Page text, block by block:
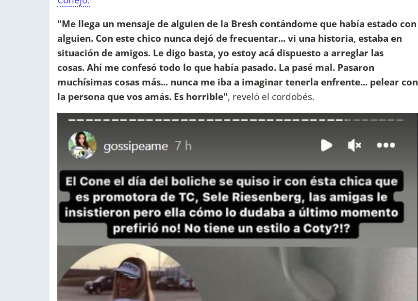
"Me llega un mensaje de alguien de la Bresh contándome que había estado con
alguien. Con este chico nunca dejó de frecuentar... vi una historia, estaba en
situación de amigos. Le digo basta, yo estoy acá dispuesto a arreglar las
cosas. Ahí me confesó todo lo que había pasado. La pasé mal. Pasaron
muchísimas cosas más... nunca me iba a imaginar tenerla enfrente... pelear con
la persona que vos amás. Es horrible", reveló el cordobés.